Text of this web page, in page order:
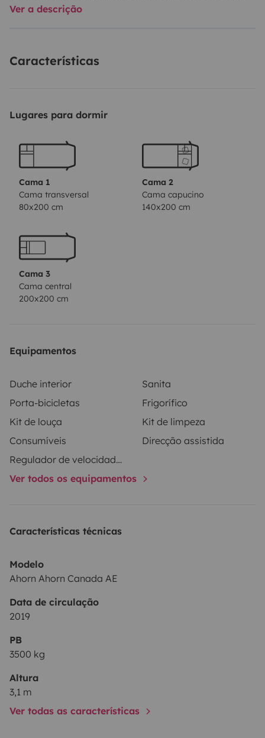
also um nichts weiter kümmern lediglich persönliche
- 2 Achsen
- Schaltgetriebe
- 5 Schlafplätze
- Dusche und WC separat (SOG Entlüftung)
Zusätzliche Ausstattungen:
- Renault-Chassis Paket (u.a. Armlehnen, Tempomat,
Hill-Start-Assist, Fahrerhaus Klimaanlage)
- Design-Paket (Stoßstange in weiß, Fahrersitze in
- Rückfahrkamera
Wohnraumfenstern, Dachluken
und Eingangstür
- Heckstützen manuell
- Navigation- Alden TV mit 24' Bildschirm-
Sicherheitsbügel/Einstiegshilfe an Wohnraumtür-
Autark Lithium-Paket - Radträger für 3 Fahrräder (auch
Wunsch 2stück)• Toilettenchemie
• ausführliche Einweisung des Fahrzeugs
• Kabeltrommel
• Wasserschlauch
• Adapter
• Kehrbesen und Schippe
• Warnwesten
Ver a descrição
Características
Lugares para dormir
Cama 1
Cama transversal
80x200 cm
Cama 2
Cama capucino
140x200 cm
Cama 3
Cama central
200x200 cm
Equipamentos
Duche interior
Sanita
Porta-bicicletas
Frigorífico
Kit de louça
Kit de limpeza
Consumíveis
Direcção assistida
Regulador de velocidade / Cruise Control
Ver todos os equipamentos
Características técnicas
Modelo
Ahorn Ahorn Canada AE
Data de circulação
2019
PB
3500 kg
Altura
3,1 m
Ver todas as características